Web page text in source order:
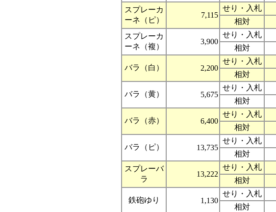
スプレーカ
ーネ（ピ）
7,115
せり・入札
相対
スプレーカ
ーネ（複）
3,900
せり・入札
相対
バラ（白） 2,200
せり・入札
相対
バラ（黄） 5,675
せり・入札
相対
バラ（赤） 6,400
せり・入札
相対
バラ（ピ） 13,735
せり・入札
相対
スプレーバ
ラ
13,222
せり・入札
相対
鉄砲ゆり 1,130
せり・入札
相対